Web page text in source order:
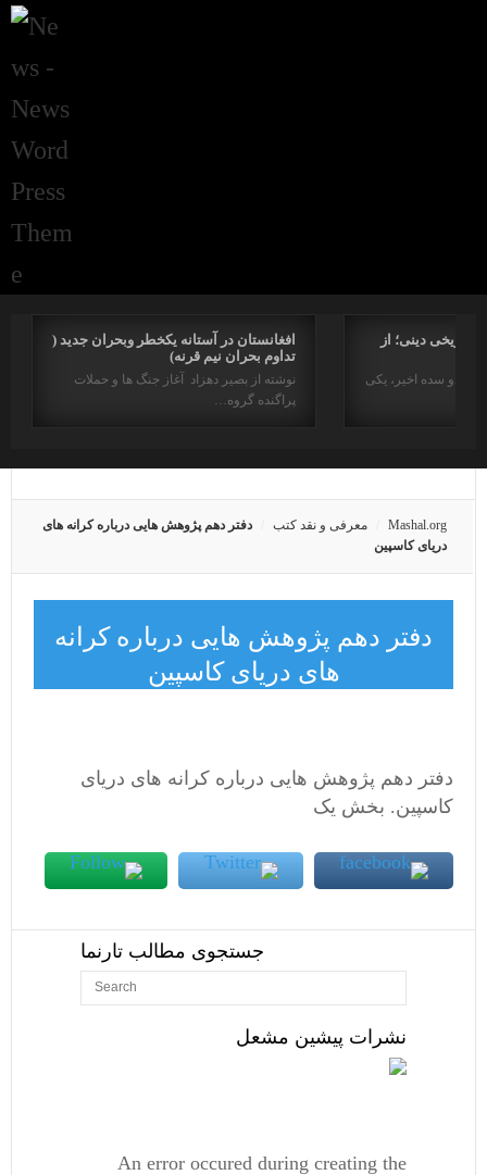
افغانستان در آستانه یکخطر وبحران جدید (
تداوم بحران نیم قرنه)
نوشته از بصیر دهزاد آغاز جنگ ها و حملات
پراگنده گروه…
دینی؛ از
در دو سده اخیر، یکی
Mashal.org معرفی و نقد کتب
دفتر دهم پژوهش هایی درباره کرانه های
دریای کاسپین
دفتر دهم پژوهش هایی درباره کرانه
های دریای کاسپین
دفتر دهم پژوهش هایی درباره کرانه های دریای
کاسپین. بخش یک
جستجوی مطالب تارنما
نشرات پیشین مشعل
An error occured during creating the